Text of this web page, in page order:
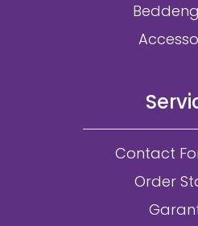
Contact
Order